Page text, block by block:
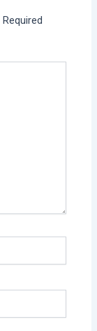
Required